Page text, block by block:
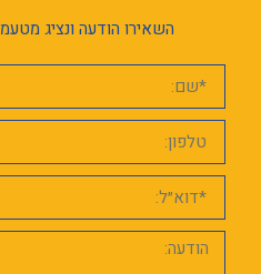
השאירו הודעה ונציג